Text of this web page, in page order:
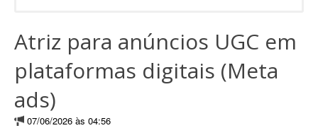
Atriz para anúncios UGC em
plataformas digitais (Meta
ads)
07/06/2026 às 04:56